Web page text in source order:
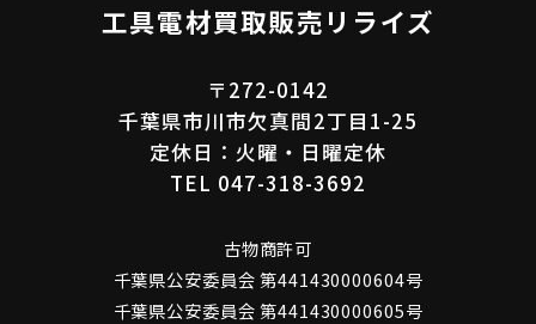
工具電材買取販売リライズ
〒272-0142
千葉県市川市欠真間2丁目1-25
定休日：火曜・日曜定休
TEL 047-318-3692
古物商許可
千葉県公安委員会 第441430000604号
千葉県公安委員会 第441430000605号